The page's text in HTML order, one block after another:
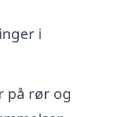
i
på rør og